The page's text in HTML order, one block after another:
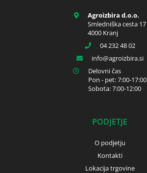
Agroizbira d.o.o.
Smledniška cesta 17
4000 Kranj
04 232 48 02
info
agroizbira.si
Delovni čas
Pon - pet: 7:00-17:00
Sobota: 7:00-12:00
PODJETJE
O podjetju
Kontakti
Lokacija trgovine